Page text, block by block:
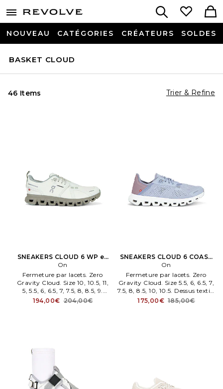
NOUVEAU CATÉGORIES CRÉATEURS SOLDES
BASKET CLOUD
46 Items Trier & Refine
SNEAKERS CLOUD 6 WP en
Ment
On
Fermeture par lacets. Zero
Gravity Cloud. Size 10, 10.5, 11,
5, 5.5, 6, 6.5, 7, 7.5, 8, 8.5, 9.
Dessus maille filet semelle
194,00€ 204,00€
SNEAKERS CLOUD 6 COAST
en Lavande
On
Fermeture par lacets. Zero
Gravity Cloud. Size 5.5, 6, 6.5, 7,
7.5, 8, 8.5, 10, 10.5. Dessus textile
et mesh semelle caoutchouc.
175,00€ 185,00€